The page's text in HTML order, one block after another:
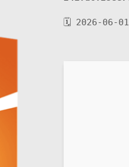
🗓 2026-06-01